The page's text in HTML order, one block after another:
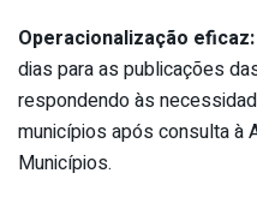
Operacionalização eficaz:
dias para as publicações
respondendo às
municípios após consulta à
Municípios.